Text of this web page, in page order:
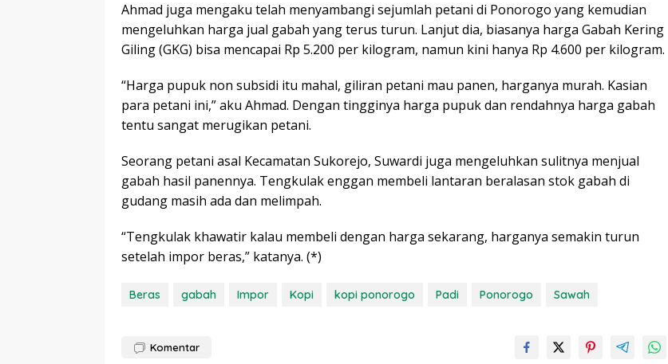
Ahmad juga mengaku telah menyambangi sejumlah petani di Ponorogo yang kemudian
mengeluhkan harga jual gabah yang terus turun. Lanjut dia, biasanya harga Gabah Kering
Giling (GKG) bisa mencapai Rp 5.200 per kilogram, namun kini hanya Rp 4.600 per kilogram.
“Harga pupuk non subsidi itu mahal, giliran petani mau panen, harganya murah. Kasian
para petani ini,” aku Ahmad. Dengan tingginya harga pupuk dan rendahnya harga gabah
tentu sangat merugikan petani.
Seorang petani asal Kecamatan Sukorejo, Suwardi juga mengeluhkan sulitnya menjual
gabah hasil panennya. Tengkulak enggan membeli lantaran beralasan stok gabah di
gudang masih ada dan melimpah.
“Tengkulak khawatir kalau membeli dengan harga sekarang, harganya semakin turun
setelah impor beras,” katanya. (*)
Beras gabah Impor Kopi kopi ponorogo Padi Ponorogo Sawah
Komentar